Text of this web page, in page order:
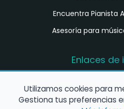
Encuentra Pianista
Asesoría para
Enlaces de
música en
Configura
Utilizamos cookies para
Gestiona tus preferencias